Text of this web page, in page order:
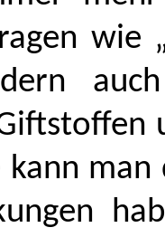
wie
man